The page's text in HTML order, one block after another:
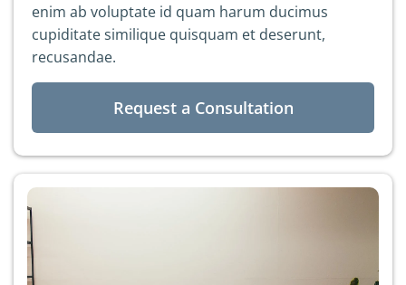
enim ab voluptate id quam harum ducimus
cupiditate similique quisquam et deserunt,
recusandae.
Request a Consultation